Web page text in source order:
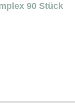
90 Stück